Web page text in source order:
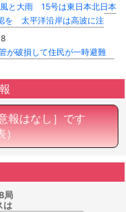
と大雨 15号は東日本北日本
を 太平洋沿岸は高波に注
が破損して住民が一時避難
報はなし］です
）
局
は